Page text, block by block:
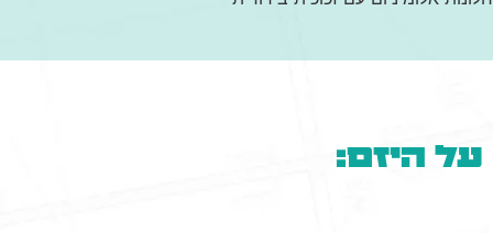
על היזם: